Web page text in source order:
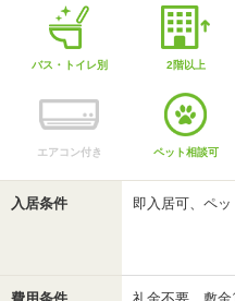
バス・トイレ別 2階以上
エアコン付き ペット相談可
入居条件 即入居可、ペッ